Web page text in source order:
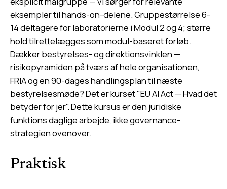
eksempler til hands-on-delene. Gruppestørrelse 6-
14 deltagere for laboratorierne i Modul 2 og 4; større
hold tilrettelægges som modul-baseret forløb.
Dækker bestyrelses- og direktionsvinklen —
risikopyramiden på tværs af hele organisationen,
FRIA og en 90-dages handlingsplan til næste
bestyrelsesmøde? Det er kurset "EU AI Act — Hvad det
betyder for jer". Dette kursus er den juridiske
funktions daglige arbejde, ikke governance-
strategien ovenover.
Praktisk